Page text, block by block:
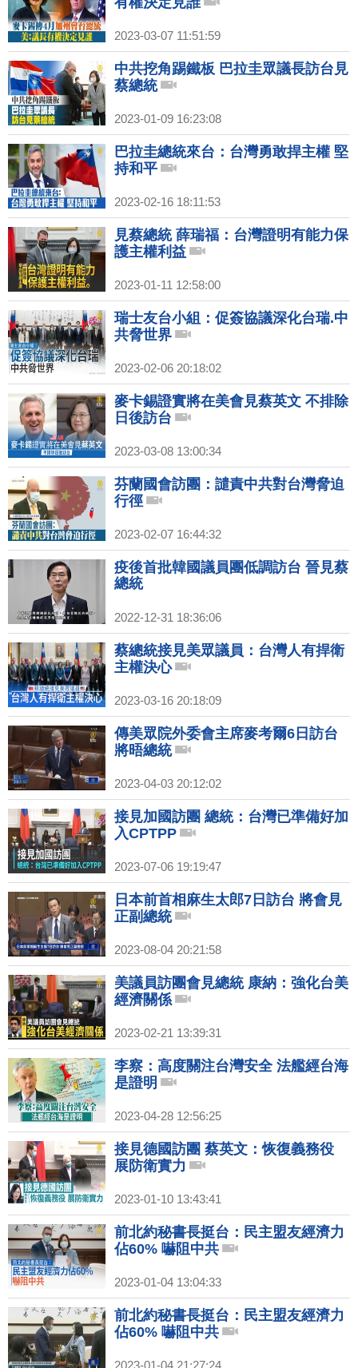
2023-03-07 11:51:59
中共挖角踢鐵板 巴拉圭眾議長訪台見
蔡總統
2023-01-09 16:23:08
巴拉圭總統來台：台灣勇敢捍主權 堅
持和平
2023-02-16 18:11:53
見蔡總統 薛瑞福：台灣證明有能力保
護主權利益
2023-01-11 12:58:00
瑞士友台小組：促簽協議深化台瑞.中
共脅世界
2023-02-06 20:18:02
麥卡錫證實將在美會見蔡英文 不排除
日後訪台
2023-03-08 13:00:34
芬蘭國會訪團：譴責中共對台灣脅迫
行徑
2023-02-07 16:44:32
疫後首批韓國議員團低調訪台 晉見蔡
總統
2022-12-31 18:36:06
蔡總統接見美眾議員：台灣人有捍衛
主權決心
2023-03-16 20:18:09
傳美眾院外委會主席麥考爾6日訪台
將晤總統
2023-04-03 20:12:02
接見加國訪團 總統：台灣已準備好加
入CPTPP
2023-07-06 19:19:47
日本前首相麻生太郎7日訪台 將會見
正副總統
2023-08-04 20:21:58
美議員訪團會見總統 康納：強化台美
經濟關係
2023-02-21 13:39:31
李察：高度關注台灣安全 法艦經台海
是證明
2023-04-28 12:56:25
接見德國訪團 蔡英文：恢復義務役
展防衛實力
2023-01-10 13:43:41
前北約秘書長挺台：民主盟友經濟力
佔60% 嚇阻中共
2023-01-04 13:04:33
前北約秘書長挺台：民主盟友經濟力
佔60% 嚇阻中共